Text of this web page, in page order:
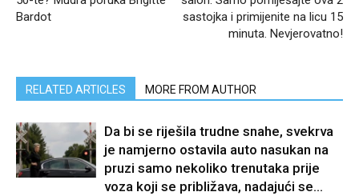
Bardot
sastojka i primijenite na licu 15
minuta. Nevjerovatno!
RELATED ARTICLES MORE FROM AUTHOR
Da bi se riješila trudne snahe, svekrva
je namjerno ostavila auto nasukan na
pruzi samo nekoliko trenutaka prije
voza koji se približava, nadajući se...